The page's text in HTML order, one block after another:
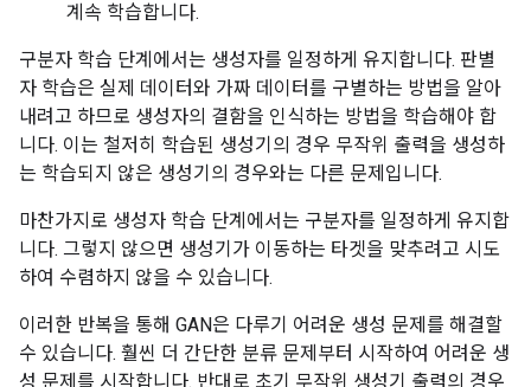
계속 학습합니다.
구분자 학습 단계에서는 생성자를 일정하게 유지합니다. 판별
자 학습은 실제 데이터와 가짜 데이터를 구별하는 방법을 알아
내려고 하므로 생성자의 결함을 인식하는 방법을 학습해야 합
니다. 이는 철저히 학습된 생성기의 경우 무작위 출력을 생성하
는 학습되지 않은 생성기의 경우와는 다른 문제입니다.
마찬가지로 생성자 학습 단계에서는 구분자를 일정하게 유지합
니다. 그렇지 않으면 생성기가 이동하는 타겟을 맞추려고 시도
하여 수렴하지 않을 수 있습니다.
이러한 반복을 통해 GAN은 다루기 어려운 생성 문제를 해결할
수 있습니다. 훨씬 더 간단한 분류 문제부터 시작하여 어려운 생
성 문제를 시작합니다. 반대로 초기 무작위 생성기 출력의 경우